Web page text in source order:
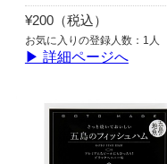
¥200（税込）
お気に入りの登録人数：1人
▶ 詳細ページへ